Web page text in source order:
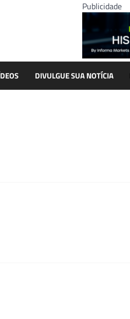
Publicidade
DIVULGUE SUA NOTÍCIA